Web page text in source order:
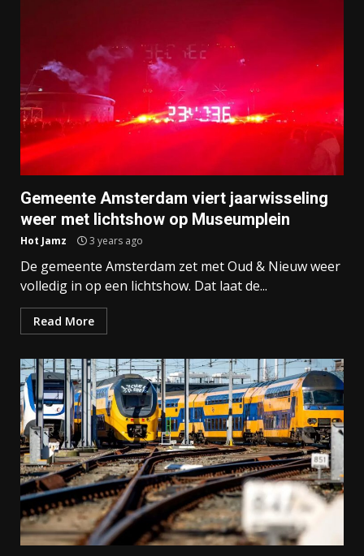
Gemeente Amsterdam viert jaarwisseling
weer met lichtshow op Museumplein
Hot Jamz 3 years ago
De gemeente Amsterdam zet met Oud & Nieuw weer
volledig in op een lichtshow. Dat laat de...
Read More